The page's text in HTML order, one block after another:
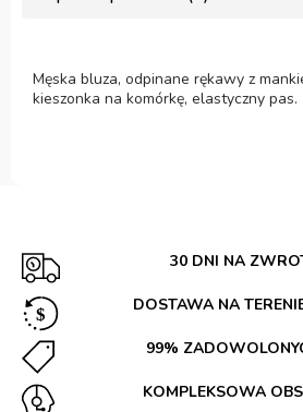
Męska bluza, odpinane rękawy z
kieszonka na komórkę, elastyczny pas.
30 DNI NA
DOSTAWA NA
99%
KOMPLEKSOWA